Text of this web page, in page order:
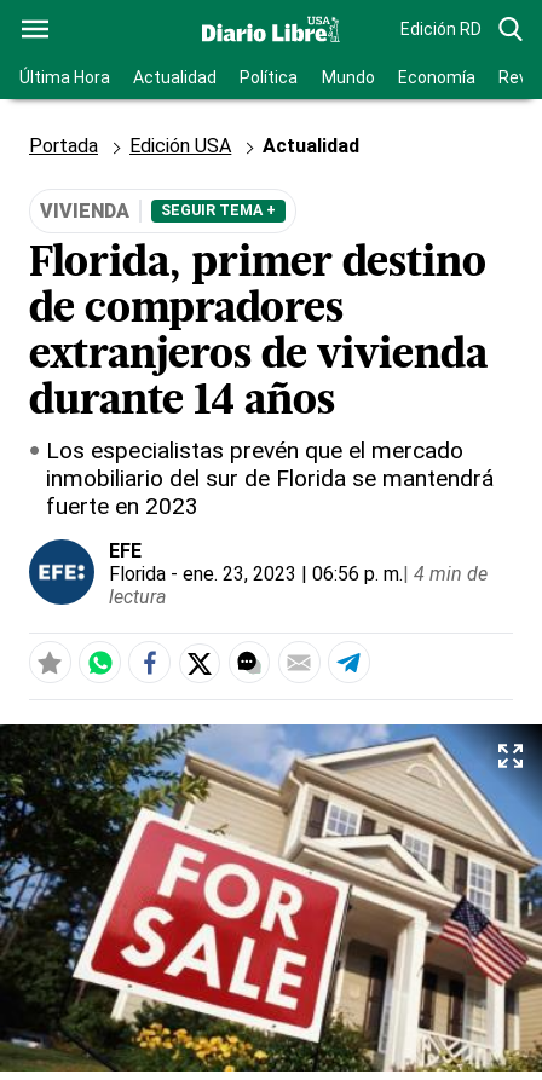
Edición RD
Última Hora Actualidad Política Mundo Economía
Portada Edición USA Actualidad
VIVIENDA SEGUIR TEMA +
Florida, primer destino
de compradores
extranjeros de vivienda
durante 14 años
Los especialistas prevén que el mercado
inmobiliario del sur de Florida se mantendrá
fuerte en 2023
EFE
Florida - ene. 23, 2023 | 06:56 p. m.| 4 min de
lectura